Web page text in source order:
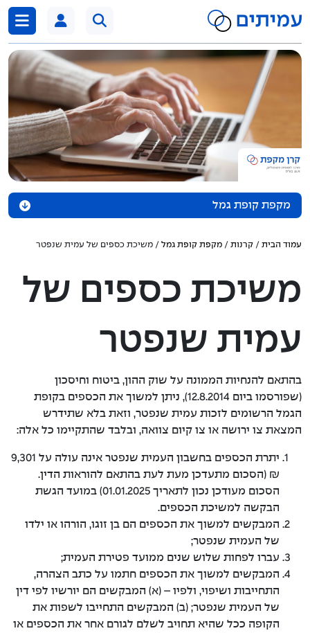
לדלג לתוכן
מקפת קופת גמל
אודות הקרן
תקנון הקרן
מדיניות תגמול מנהלי השקעות
גורמים קשורים
מקפת קרן פנסיה
עמוד הבית / קרנות / מקפת קופת גמל / משיכת כספים של עמית שנפטר
משיכת כספים של
עמית שנפטר
בהתאם להנחיות הממונה על שוק ההון, ביטוח וחיסכון
(שפורסמו ביום 12.8.2014), ניתן למשוך את הכספים בקופת
הגמל הרשומים לזכות עמית שנפטר, וזאת בלא שתידרש
המצאת צו ירושה או צו קיום צוואה, ובלבד שהתקיימו כל אלה:
יתרת הכספים בחשבון העמית שנפטר אינה עולה על 9,301
₪ (הסכום מתעדכן מעת לעת בהתאם להוראות הדין.
הסכום מעודכן נכון לתאריך 01.01.2025) במועד הגשת
הבקשה למשיכת הכספים.
המבקשים למשוך את הכספים הם בן זוגו, הורהו או ילדו
של העמית שנפטר;
עברו לפחות שלוש שנים ממועד פטירת העמית;
המבקשים למשוך את הכספים חתמו על כתב הצהרה,
התחייבות ושיפוי, ולפיו – (א) המבקשים הם יורשיו לפי דין
של העמית שנפטר; (ב) המבקשים התחייבו לשפות את
הקופה ככל שהיא תחויב לשלם לגורם אחר את הכספים או